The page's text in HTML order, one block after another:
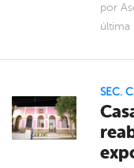
por
última
SEC.